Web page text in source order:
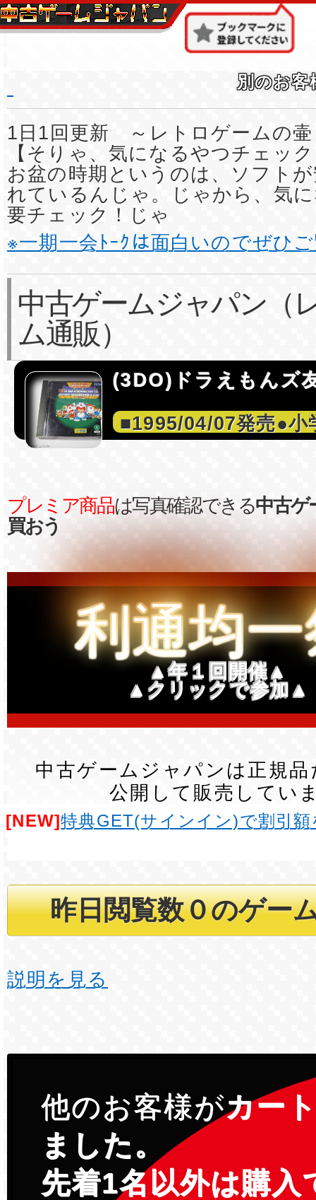
1日1回更新 ～レトロゲームの壷
【そりゃ、気になるやつチェッ
お盆の時期というのは、ソフト
れているんじゃ。じゃから、気
要チェック！じゃ
※一期一会ﾄｰｸは面白いのでぜひ
中古ゲームジャパン（
ム通販）
(3DO)ドラえもんズ
■1995/04/07発売●小
プレミア商品は写真確認できる中古ゲ
買おう
利通均
▲年１回開催▲
▲クリックで参加▲
中古ゲームジャパンは正規
公開して販売してい
[NEW]特典GET(サインイン)で割引
説明を見る
他のお客様がカー
ました。
先着1名以外は購入
別のお客